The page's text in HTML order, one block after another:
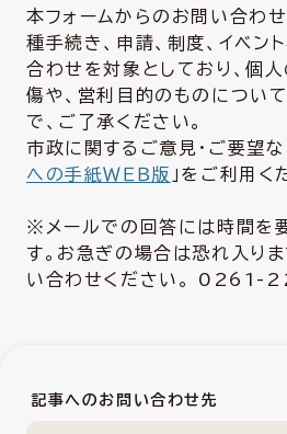
本フォームからのお問い合わ
種手続き、申請、制度、イベン
合わせを対象としており、個
傷や、営利目的のものについ
で、ご了承ください。
市政に関するご意見・ご要望な
への手紙ＷＥＢ版 」をご利用く
※メールでの回答には時間を
す。お急ぎの場合は恐れ入り
い合わせください。
記事へのお問い合わせ先